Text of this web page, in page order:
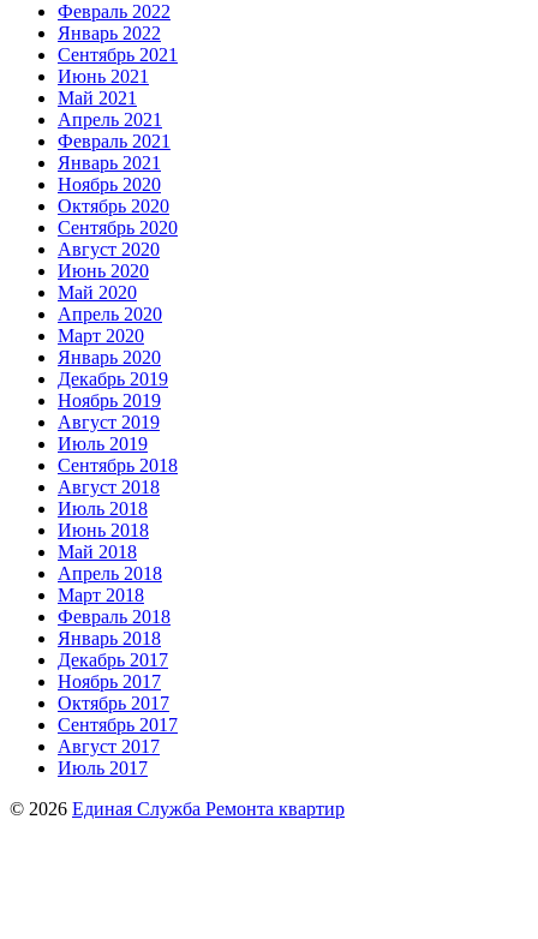
Февраль 2022
Январь 2022
Сентябрь 2021
Июнь 2021
Май 2021
Апрель 2021
Февраль 2021
Январь 2021
Ноябрь 2020
Октябрь 2020
Сентябрь 2020
Август 2020
Июнь 2020
Май 2020
Апрель 2020
Март 2020
Январь 2020
Декабрь 2019
Ноябрь 2019
Август 2019
Июль 2019
Сентябрь 2018
Август 2018
Июль 2018
Июнь 2018
Май 2018
Апрель 2018
Март 2018
Февраль 2018
Январь 2018
Декабрь 2017
Ноябрь 2017
Октябрь 2017
Сентябрь 2017
Август 2017
Июль 2017
© 2026 Единая Служба Ремонта квартир